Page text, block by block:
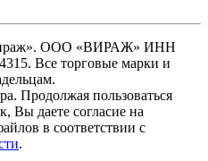
ООО «ВИРАЖ» ИНН
Все торговые марки и
Продолжая пользоваться
Вы даете согласие на
в соответствии с
.